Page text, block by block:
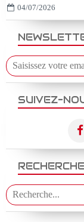
SUIVEZ-
RECHERCHE
04/07/2026